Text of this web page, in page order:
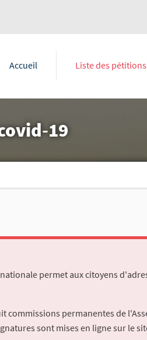
Accueil Liste des pétitions
19
permet aux citoyens
commissions permanentes de
sont mises en ligne sur le